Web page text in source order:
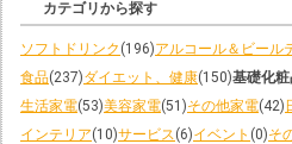
カテゴリから探す
ソフトドリンク (196)アルコール＆ビール
食品(237)ダイエット、健康(150)基礎化
生活家電(53)美容家電(51)その他家電(42)
インテリア(10)サービス(6)イベント (0)そ